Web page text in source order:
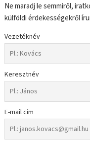
Ne maradj le semmiről,
külföldi érdekességekről
Vezetéknév
Keresztnév
E-mail cím